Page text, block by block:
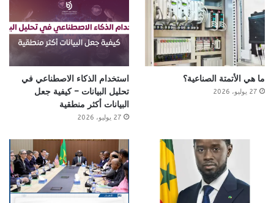
ما هي الأتمتة الصناعية؟
27 يوليو، 2026
استخدام الذكاء الاصطناعي في
تحليل البيانات – كيفية جعل
البيانات أكثر منطقية
27 يوليو، 2026